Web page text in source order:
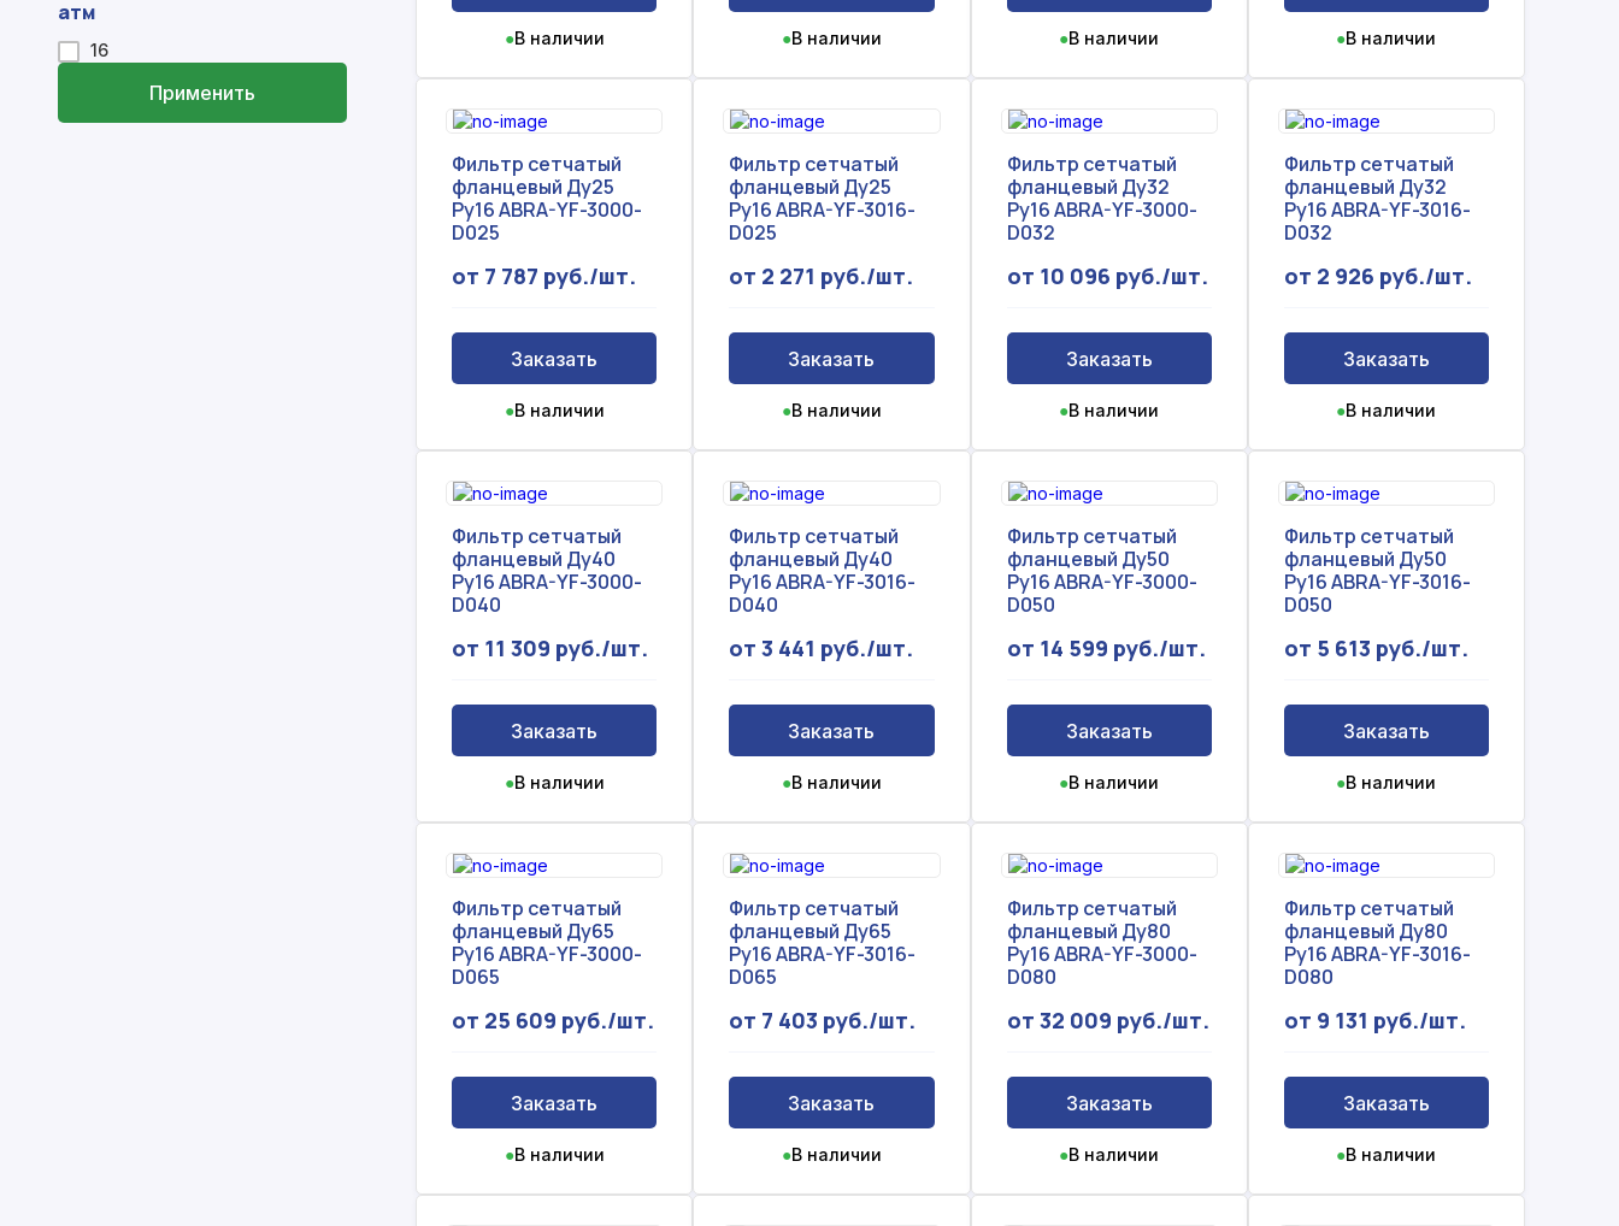
атм
16
Применить
●В наличии ●В наличии ●В наличии ●В наличии
Фильтр сетчатый
фланцевый Ду25
Ру16 ABRA-YF-3000-
D025
от 7 787 руб./шт.
Заказать
●В наличии
Фильтр сетчатый
фланцевый Ду25
Ру16 ABRA-YF-3016-
D025
от 2 271 руб./шт.
Заказать
●В наличии
Фильтр сетчатый
фланцевый Ду32
Ру16 ABRA-YF-3000-
D032
от 10 096 руб./шт.
Заказать
●В наличии
Фильтр сетчатый
фланцевый Ду32
Ру16 ABRA-YF-3016-
D032
от 2 926 руб./шт.
Заказать
●В наличии
Фильтр сетчатый
фланцевый Ду40
Ру16 ABRA-YF-3000-
D040
от 11 309 руб./шт.
Заказать
●В наличии
Фильтр сетчатый
фланцевый Ду40
Ру16 ABRA-YF-3016-
D040
от 3 441 руб./шт.
Заказать
●В наличии
Фильтр сетчатый
фланцевый Ду50
Ру16 ABRA-YF-3000-
D050
от 14 599 руб./шт.
Заказать
●В наличии
Фильтр сетчатый
фланцевый Ду50
Ру16 ABRA-YF-3016-
D050
от 5 613 руб./шт.
Заказать
●В наличии
Фильтр сетчатый
фланцевый Ду65
Ру16 ABRA-YF-3000-
D065
от 25 609 руб./шт.
Заказать
●В наличии
Фильтр сетчатый
фланцевый Ду65
Ру16 ABRA-YF-3016-
D065
от 7 403 руб./шт.
Заказать
●В наличии
Фильтр сетчатый
фланцевый Ду80
Ру16 ABRA-YF-3000-
D080
от 32 009 руб./шт.
Заказать
●В наличии
Фильтр сетчатый
фланцевый Ду80
Ру16 ABRA-YF-3016-
D080
от 9 131 руб./шт.
Заказать
●В наличии